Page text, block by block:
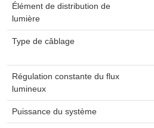
Élément de distribution de
lumière
Type de câblage
Régulation constante du flux
lumineux
Puissance du système